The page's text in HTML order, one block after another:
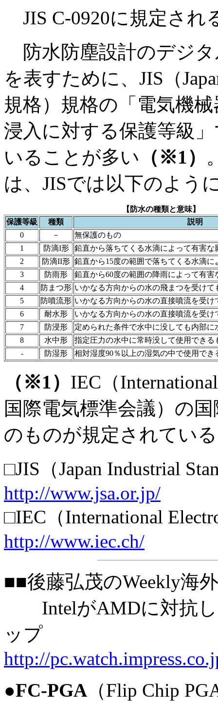
JIS C-0920に規定され
防水防塵設計のデジ
を表すために、JIS（
規格）規格の「電気機
浸入に対する保護等級
いることが多い （※1）
は、JISでは以下のよう
【防水の種類と意味】
保護等級
種類
説明
0
－
無保護のもの
1
防滴I形
鉛直から落ちてくる水滴によって有害な
2
防滴II形 鉛直から15度の範囲で落ちてくる水滴
3
防雨形
鉛直から60度の範囲の降雨によって有害
4
防まつ形 いかなる方向からの水の飛まつを受け
5
防噴流形 いかなる方向からの水の直接噴流を受
6
耐水形
いかなる方向からの水の直接噴流を受
7
防浸形
定められた条件で水中に没しても内部に
8
水中形
指定圧力の水中に常時没して使用できる
-
防湿形 相対湿度90％以上の湿気の中で使用でき
（※1） IEC（
国際電気標準会議）の
のものが規定されてい
□JIS（Japan Industrial
http://www.jsa.or.jp/
□IEC（International
http://www.iec.ch/
■■後藤弘茂のWeekly海
IntelがAMDに対抗し
ップ
http://
●FC-PGA （Flip Chip